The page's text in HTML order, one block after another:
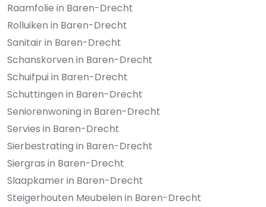
Raamfolie in Baren-Drecht
Rolluiken in Baren-Drecht
Sanitair in Baren-Drecht
Schanskorven in Baren-Drecht
Schuifpui in Baren-Drecht
Schuttingen in Baren-Drecht
Seniorenwoning in Baren-Drecht
Servies in Baren-Drecht
Sierbestrating in Baren-Drecht
Siergras in Baren-Drecht
Slaapkamer in Baren-Drecht
Steigerhouten Meubelen in Baren-Drecht